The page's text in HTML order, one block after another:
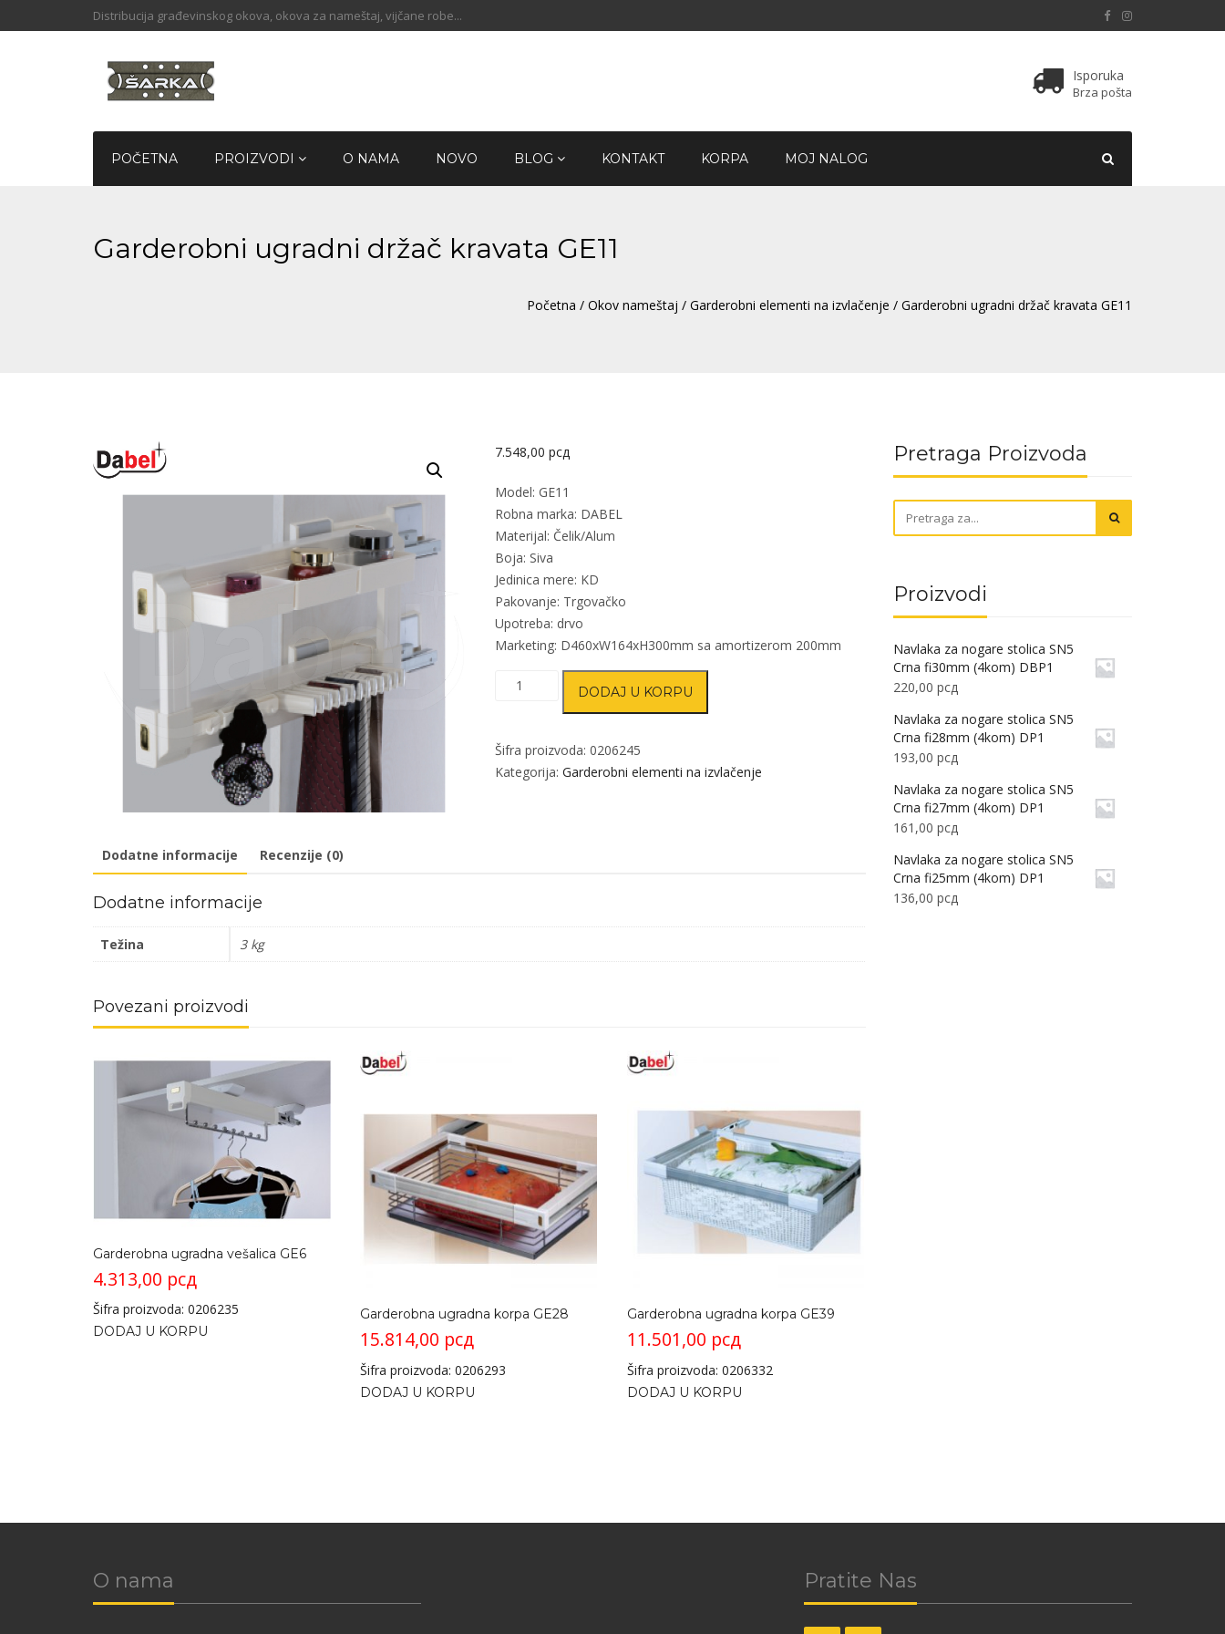
Distribucija građevinskog okova, okova za nameštaj, vijčane robe...
Isporuka
Brza pošta
POČETNA PROIZVODI O NAMA NOVO BLOG KONTAKT KORPA MOJ NALOG
Garderobni ugradni držač kravata GE11
Početna / Okov nameštaj / Garderobni elementi na izvlačenje / Garderobni ugradni držač kravata GE11
7.548,00 рсд
Model: GE11
Robna marka: DABEL
Materijal: Čelik/Alum
Boja: Siva
Jedinica mere: KD
Pakovanje: Trgovačko
Upotreba: drvo
Marketing: D460xW164xH300mm sa amortizerom 200mm
Garderobni
kravata
GE11
DODAJ U KORPU
Šifra proizvoda: 0206245
Kategorija: Garderobni elementi na izvlačenje
Dodatne informacije Recenzije (0)
Dodatne informacije
Težina 3 kg
Povezani proizvodi
Garderobna ugradna vešalica GE6
4.313,00 рсд
Šifra proizvoda: 0206235
DODAJ U KORPU
Garderobna ugradna korpa GE28
15.814,00 рсд
Šifra proizvoda: 0206293
DODAJ U KORPU
Garderobna ugradna korpa GE39
11.501,00 рсд
Šifra proizvoda: 0206332
DODAJ U KORPU
Pretraga Proizvoda
Proizvodi
Navlaka za nogare stolica SN5
Crna fi30mm (4kom) DBP1
220,00 рсд
Navlaka za nogare stolica SN5
Crna fi28mm (4kom) DP1
193,00 рсд
Navlaka za nogare stolica SN5
Crna fi27mm (4kom) DP1
161,00 рсд
Navlaka za nogare stolica SN5
Crna fi25mm (4kom) DP1
136,00 рсд
O nama Pratite Nas